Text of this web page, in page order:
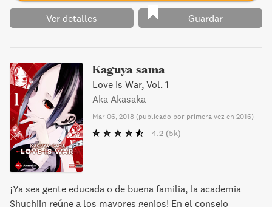
Ver detalles Guardar
Kaguya-sama
Love Is War, Vol. 1
Aka Akasaka
Mar 06, 2018 (publicado por primera vez en 2016)
4.2 (5k)
¡Ya sea gente educada o de buena familia, la academia
Shuchiin reúne a los mayores genios! En el consejo